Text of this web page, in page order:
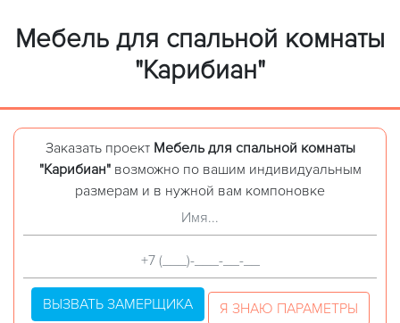
Мебель для спальной комнаты
"Карибиан"
Заказать проект Мебель для спальной комнаты
"Карибиан"возможно по вашим индивидуальным
размерам и в нужной вам компоновке
ВЫЗВАТЬ ЗАМЕРЩИКА Я ЗНАЮ ПАРАМЕТРЫ